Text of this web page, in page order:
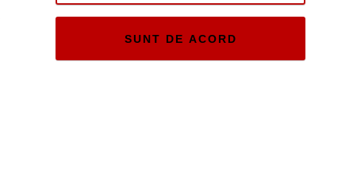
SUNT DE ACORD